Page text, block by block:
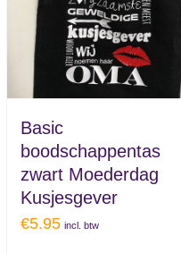
Basic
boodschappentas
zwart Moederdag
Kusjesgever
€5.95 incl. btw